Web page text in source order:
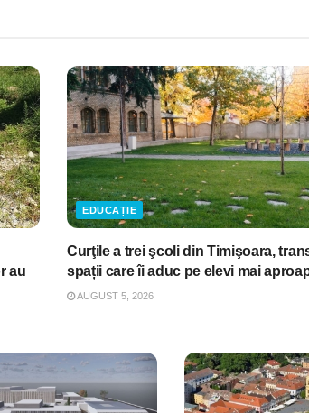
au
EDUCAȚIE
Curţile a trei şcoli din Timişoara,
spații care îi aduc pe elevi mai
AUGUST 5, 2026